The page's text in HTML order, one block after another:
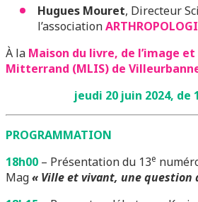
Hugues Mouret, Directeur
l’association
À la Maison du livre, de l’image et
Mitterrand (MLIS) de
jeudi 20 juin 2024, de
PROGRAMMATION
18h00 – Présentation du 13e
Mag« Ville et vivant, une question